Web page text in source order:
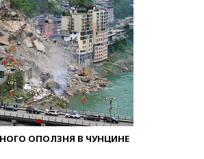
ОПОЛЗНЯ В ЧУНЦИНЕ